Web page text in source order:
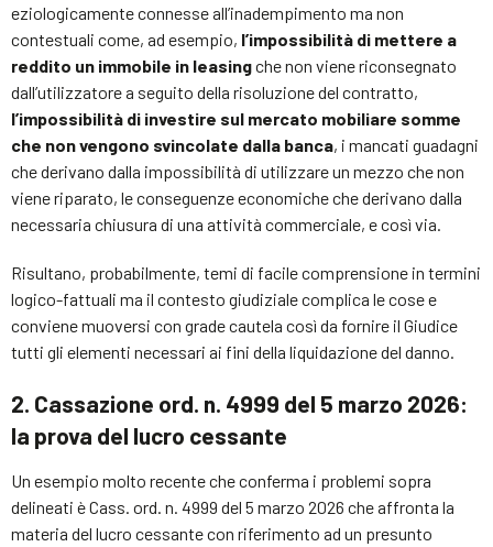
eziologicamente connesse all’inadempimento ma non
contestuali come, ad esempio, l’impossibilità di mettere a
reddito un immobile in leasingche non viene riconsegnato
dall’utilizzatore a seguito della risoluzione del contratto,
l’impossibilità di investire sul mercato mobiliare somme
che non vengono svincolate dalla banca, i mancati guadagni
che derivano dalla impossibilità di utilizzare un mezzo che non
viene riparato, le conseguenze economiche che derivano dalla
necessaria chiusura di una attività commerciale, e così via.
Risultano, probabilmente, temi di facile comprensione in termini
logico-fattuali ma il contesto giudiziale complica le cose e
conviene muoversi con grade cautela così da fornire il Giudice
tutti gli elementi necessari ai fini della liquidazione del danno.
2. Cassazione ord. n. 4999 del 5 marzo 2026:
la prova del lucro cessante
Un esempio molto recente che conferma i problemi sopra
delineati è Cass. ord. n. 4999 del 5 marzo 2026 che affronta la
materia del lucro cessante con riferimento ad un presunto